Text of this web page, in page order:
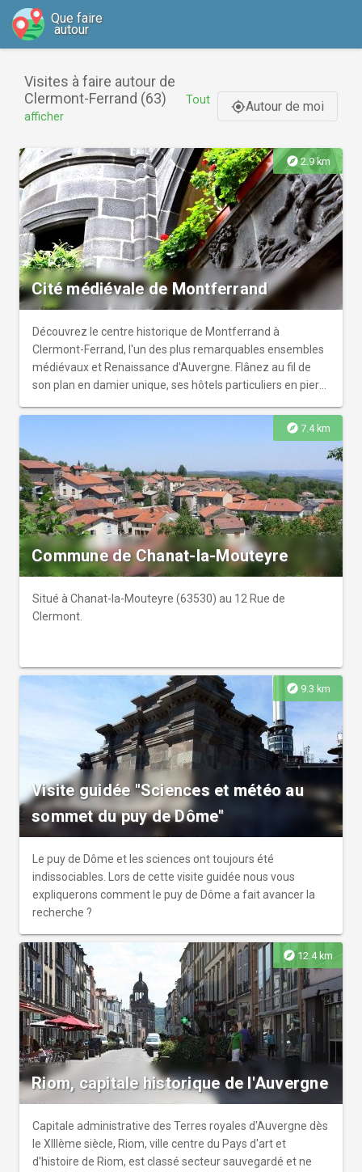
Que faire
autour
Visites à faire autour de
Clermont-Ferrand (63)
Tout
afficher
gps_fixedAutour de moi
explore2.9 km
Cité médiévale de Montferrand
Découvrez le centre historique de Montferrand à
Clermont-Ferrand, l'un des plus remarquables ensembles
médiévaux et Renaissance d'Auvergne. Flânez au fil de
son plan en damier unique, ses hôtels particuliers en pierre
explore 7.4 km
Commune de Chanat-la-Mouteyre
Situé à Chanat-la-Mouteyre (63530) au 12 Rue de
Clermont.
explore 9.3 km
Visite guidée "Sciences et météo au
sommet du puy de Dôme"
Le puy de Dôme et les sciences ont toujours été
indissociables. Lors de cette visite guidée nous vous
expliquerons comment le puy de Dôme a fait avancer la
recherche ?
explore 12.4 km
Riom, capitale historique de l'Auvergne
Capitale administrative des Terres royales d'Auvergne dès
le XIIIème siècle, Riom, ville centre du Pays d'art et
d'histoire de Riom, est classé secteur sauvegardé et ne